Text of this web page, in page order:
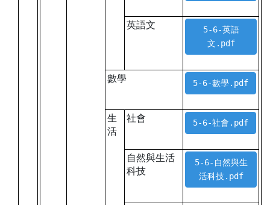
英語文
5-6-英語
文.pdf
數學 5-6-數學.pdf
生
活
社會 5-6-社會.pdf
自然與生活
科技
5-6-自然與生
活科技.pdf